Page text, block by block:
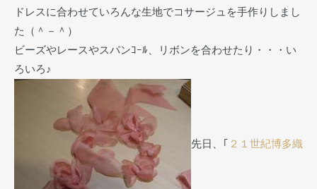
ドレスに合わせていろんな生地でコサージュを手作りしまし
た（＾－＾）
ビーズやレースやスパンｺｰﾙ、リボンを合わせたり・・・い
ろいろ♪
先日、｢ ２１世紀博多織